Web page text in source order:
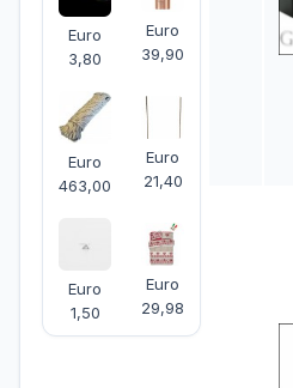
Euro
3,80
Euro
39,90
Euro
463,00
Euro
21,40
Euro
1,50
Euro
29,98